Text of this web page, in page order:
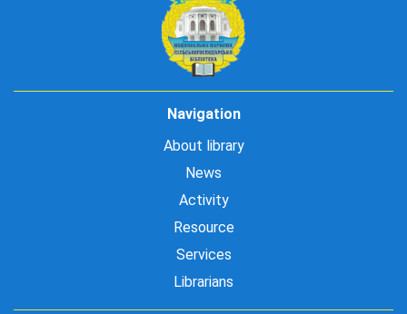
Navigation
About library
News
Activity
Resource
Services
Librarians